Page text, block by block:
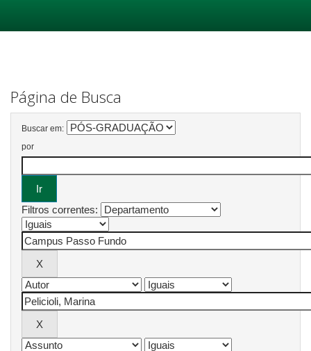
Página de Busca
Buscar em:
por
Filtros correntes: